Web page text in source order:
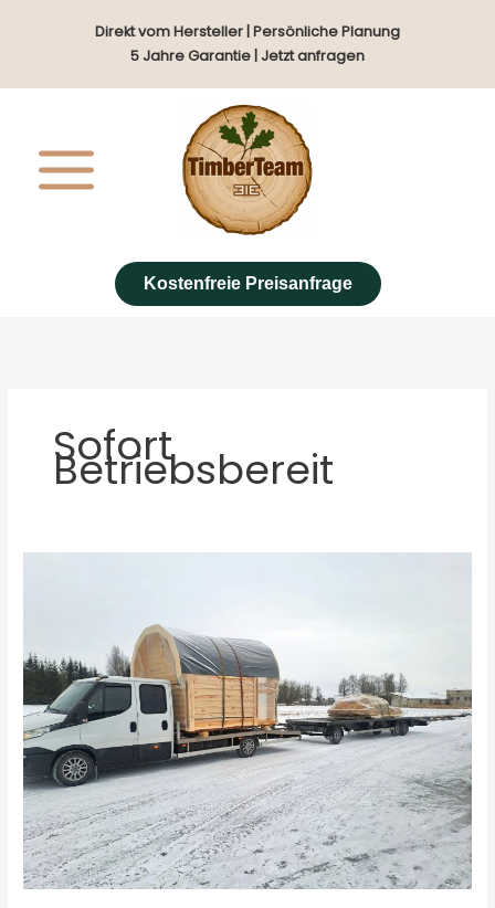
Direkt vom Hersteller | Persönliche Planung
5 Jahre Garantie | Jetzt anfragen
Kostenfreie Preisanfrage
Sofort
Betriebsbereit
für
zwei
Personen